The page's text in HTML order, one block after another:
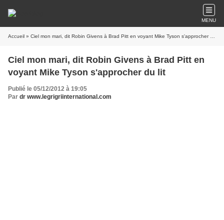
MENU
Accueil » Ciel mon mari, dit Robin Givens à Brad Pitt en voyant Mike Tyson s'approcher du lit
Ciel mon mari, dit Robin Givens à Brad Pitt en
voyant Mike Tyson s'approcher du lit
Publié le 05/12/2012 à 19:05
Par dr www.legrigriinternational.com